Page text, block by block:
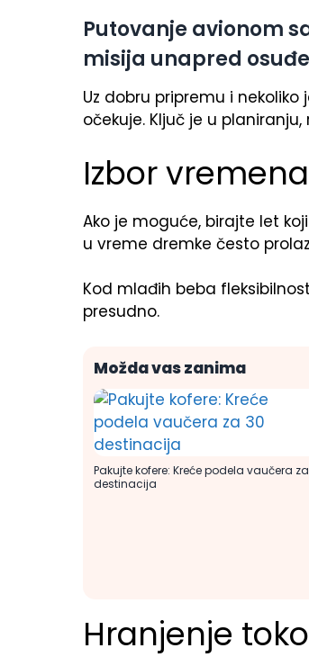
Putovanje avionom
misija unapred
Uz dobru pripremu i
očekuje. Ključ je u
Izbor
Ako je moguće, birajte let
u vreme dremke često
Kod mlađih beba
presudno.
Možda vas zanima
Pakujte kofere: Kreće podela vaučera
destinacija
Hranjenje